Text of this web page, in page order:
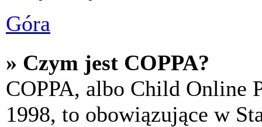
Góra
» Czym jest COPPA?
COPPA, albo Child Online
1998, to obowiązujące w